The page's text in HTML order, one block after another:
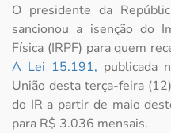
O presidente da
sancionou a isenção do
Física (IRPF) para quem
A Lei 15.191, publicada
União desta terça-feira
do IR a partir de maio
para R$ 3.036 mensais.